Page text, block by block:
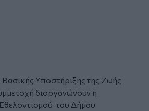
Βασικής Υποστήριξης της Ζωής
διοργανώνουν η
του Δήμου